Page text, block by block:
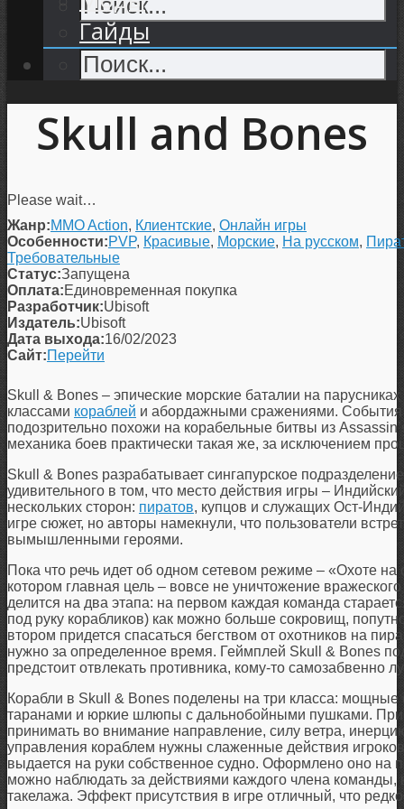
Гайды
Skull and Bones
Please wait…
Жанр:MMO Action, Клиентские, Онлайн игры
Особенности:PVP, Красивые, Морские, На русском,
Требовательные
Статус:Запущена
Оплата:Единовременная покупка
Разработчик:Ubisoft
Издатель:Ubisoft
Дата выхода:16/02/2023
Сайт:Перейти
Skull & Bones – эпические морские баталии на
классами кораблей и абордажными сражениями. События
подозрительно похожи на корабельные битвы из
механика боев практически такая же, за исключением
Skull & Bones разрабатывает сингапурское
удивительного в том, что место действия игры –
нескольких сторон: пиратов, купцов и служащих Ост-
игре сюжет, но авторы намекнули, что пользователи
вымышленными героями.
Пока что речь идет об одном сетевом режиме – «Охоте
котором главная цель – вовсе не уничтожение
делится на два этапа: на первом каждая команда
под руку корабликов) как можно больше сокровищ,
втором придется спасаться бегством от охотников на
нужно за определенное время. Геймплей Skull & Bones
предстоит отвлекать противника, кому-то самозабвенно
Корабли в Skull & Bones поделены на три класса: мощные
таранами и юркие шлюпы с дальнобойными пушками. При
принимать во внимание направление, силу ветра,
управления кораблем нужны слаженные действия
выдается на руки собственное судно. Оформлено оно на
можно наблюдать за действиями каждого члена команды,
такелажа. Эффект присутствия в игре отличный, что